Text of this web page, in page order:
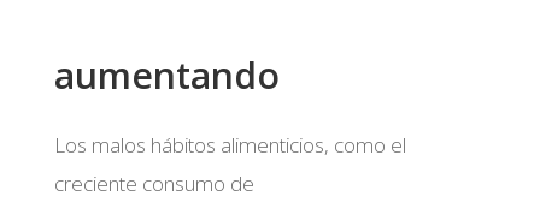
aumentando
Los malos hábitos alimenticios, como el
creciente consumo de